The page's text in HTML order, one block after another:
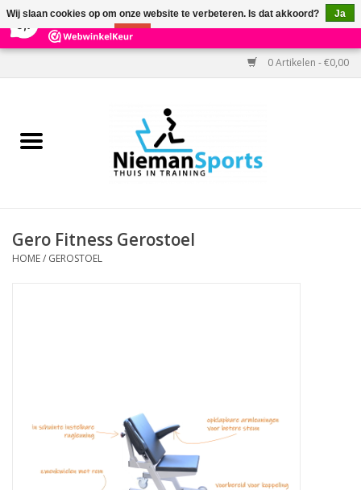
303 Reviews ×
0 Artikelen - €0,00
Home
Kracht
Gero Fitness Gerostoel
HOME/ GEROSTOEL
Wij slaan cookies op om onze website te verbeteren. Is dat akkoord?
Ja
Nee